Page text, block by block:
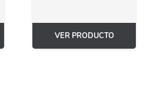
VER PRODUCTO